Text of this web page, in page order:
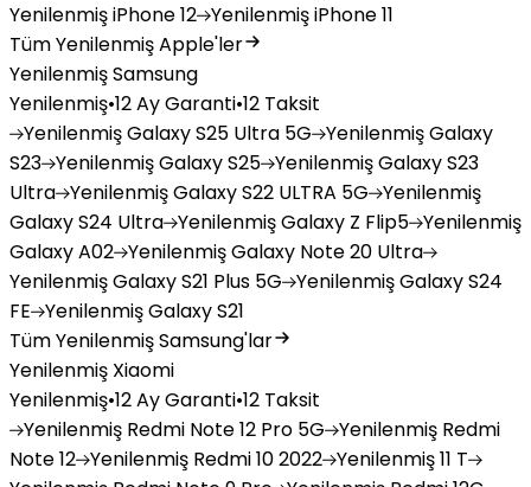
YenilenmişiPhone 12 YenilenmişiPhone 11
Tüm Yenilenmiş Apple'ler
Yenilenmiş Samsung
Yenilenmiş•12 Ay Garanti•12 Taksit
YenilenmişGalaxy S25 Ultra 5G YenilenmişGalaxy
S23 YenilenmişGalaxy S25 YenilenmişGalaxy S23
Ultra YenilenmişGalaxy S22 ULTRA 5G Yenilenmiş
Galaxy S24 Ultra YenilenmişGalaxy Z Flip5 Yenilenmiş
Galaxy A02 YenilenmişGalaxy Note 20 Ultra
YenilenmişGalaxy S21 Plus 5G YenilenmişGalaxy S24
FE YenilenmişGalaxy S21
Tüm Yenilenmiş Samsung'lar
Yenilenmiş Xiaomi
Yenilenmiş•12 Ay Garanti•12 Taksit
Yenilenmiş Redmi Note 12 Pro 5G Yenilenmiş Redmi
Note 12 Yenilenmiş Redmi 10 2022 Yenilenmiş11 T